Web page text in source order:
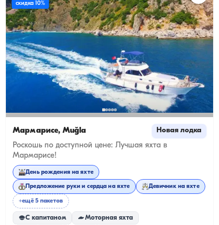
скидка 10%
Мармарисе, Muğla Новая лодка
Роскошь по доступной цене: Лучшая яхта в
Мармарисе!
День рождения на яхте
Предложение руки и сердца на яхте Девичник на яхте
+ещё 5 пакетов
С капитаном Моторная яхта